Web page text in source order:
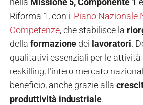
nella Missione 5, Componente 1
Riforma 1, con il Piano Nazionale
Competenze, che stabilisce la
della formazione dei lavoratori.
qualitativi essenziali per le attività
reskilling, l’intero mercato
beneficio, anche grazie alla
produttività industriale.